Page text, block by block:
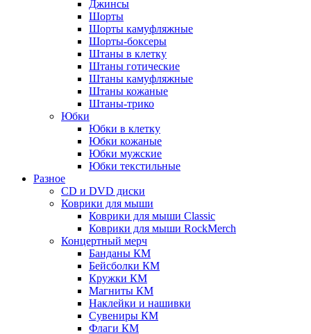
Джинсы
Шорты
Шорты камуфляжные
Шорты-боксеры
Штаны в клетку
Штаны готические
Штаны камуфляжные
Штаны кожаные
Штаны-трико
Юбки
Юбки в клетку
Юбки кожаные
Юбки мужские
Юбки текстильные
Разное
CD и DVD диски
Коврики для мыши
Коврики для мыши Classic
Коврики для мыши RockMerch
Концертный мерч
Банданы КМ
Бейсболки КМ
Кружки КМ
Магниты КМ
Наклейки и нашивки
Сувениры КМ
Флаги КМ